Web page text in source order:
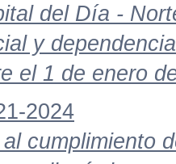
del Día -
y
el 1 de enero
2024
cumplimiento